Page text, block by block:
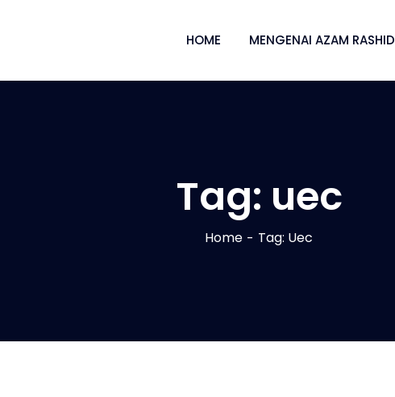
HOME MENGENAI AZAM RASHID
Tag: uec
Home Tag: Uec